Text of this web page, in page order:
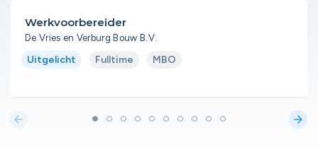
Werkvoorbereider
De Vries en Verburg Bouw B.V.
Uitgelicht Fulltime MBO
arrow_back arrow_forward